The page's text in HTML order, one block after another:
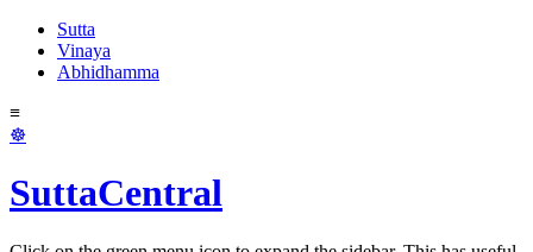
Sutta
Vinaya
Abhidhamma
≡
☸
SuttaCentral